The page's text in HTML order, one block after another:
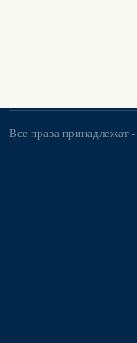
Все права принадлежат -